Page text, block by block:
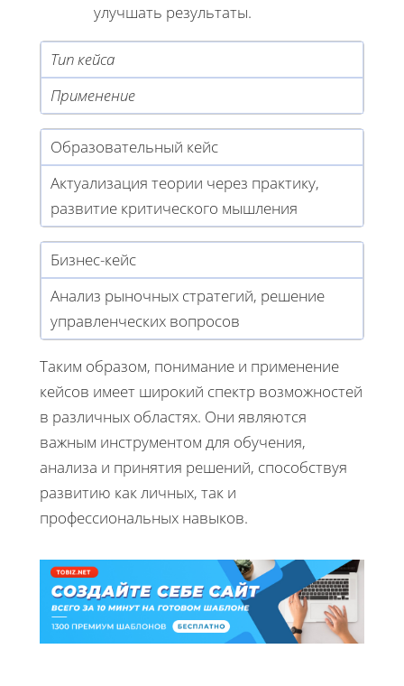
улучшать результаты.
Тип кейса
Применение
Образовательный кейс
Актуализация теории через практику,
развитие критического мышления
Бизнес-кейс
Анализ рыночных стратегий, решение
управленческих вопросов
Таким образом, понимание и применение
кейсов имеет широкий спектр возможностей
в различных областях. Они являются
важным инструментом для обучения,
анализа и принятия решений, способствуя
развитию как личных, так и
профессиональных навыков.